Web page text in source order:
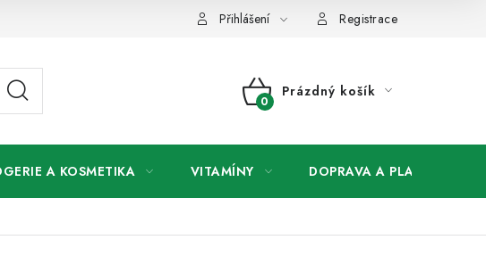
Přihlášení Registrace
NÁKUPNÍ
Prázdný košík
A KOSMETIKA VITAMÍNY DOPRAVA A PLATBA